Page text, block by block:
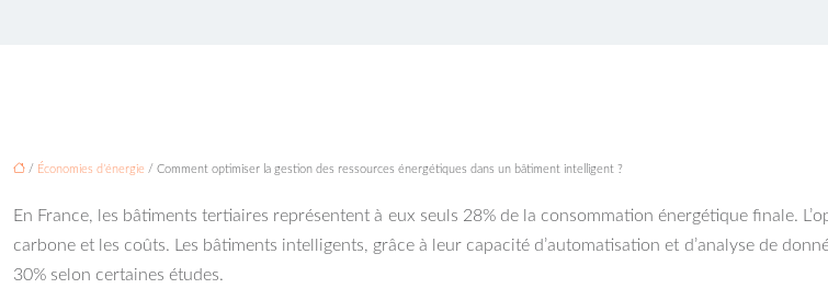
/ Économies d’énergie / Comment optimiser la gestion des ressources énergétiques dans un bâtiment intelligent ?
En France, les bâtiments tertiaires représentent à eux seuls 28% de la consommation énergétique finale.
carbone et les coûts. Les bâtiments intelligents, grâce à leur capacité d’automatisation et d’analyse de
30% selon certaines études.